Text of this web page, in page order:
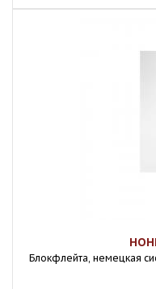
Блокфлейта, немецкая